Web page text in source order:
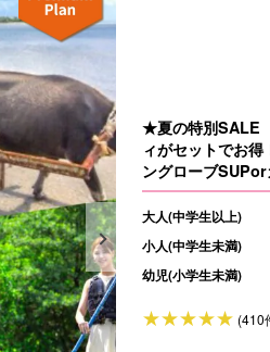
★夏の特別SALE
ィがセットでお
ングローブSUPor
大人(中学生以上)
小人(中学生未満)
幼児(小学生未満)
(410